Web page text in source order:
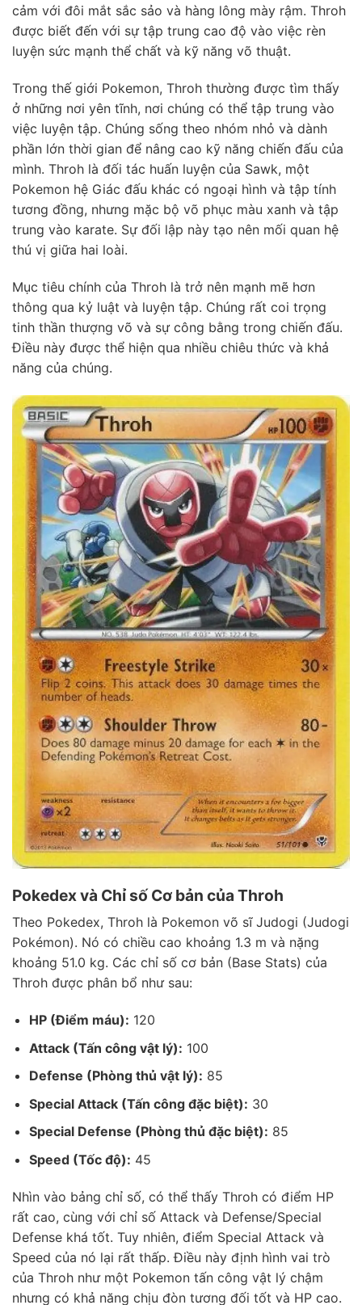
cảm với đôi mắt sắc sảo và hàng lông mày rậm. Throh
được biết đến với sự tập trung cao độ vào việc rèn
luyện sức mạnh thể chất và kỹ năng võ thuật.
Trong thế giới Pokemon, Throh thường được tìm thấy
ở những nơi yên tĩnh, nơi chúng có thể tập trung vào
việc luyện tập. Chúng sống theo nhóm nhỏ và dành
phần lớn thời gian để nâng cao kỹ năng chiến đấu của
mình. Throh là đối tác huấn luyện của Sawk, một
Pokemon hệ Giác đấu khác có ngoại hình và tập tính
tương đồng, nhưng mặc bộ võ phục màu xanh và tập
trung vào karate. Sự đối lập này tạo nên mối quan hệ
thú vị giữa hai loài.
Mục tiêu chính của Throh là trở nên mạnh mẽ hơn
thông qua kỷ luật và luyện tập. Chúng rất coi trọng
tinh thần thượng võ và sự công bằng trong chiến đấu.
Điều này được thể hiện qua nhiều chiêu thức và khả
năng của chúng.
Pokedex và Chỉ số Cơ bản của Throh
Theo Pokedex, Throh là Pokemon võ sĩ Judogi (Judogi
Pokémon). Nó có chiều cao khoảng 1.3 m và nặng
khoảng 51.0 kg. Các chỉ số cơ bản (Base Stats) của
Throh được phân bổ như sau:
HP (Điểm máu): 120
Attack (Tấn công vật lý): 100
Defense (Phòng thủ vật lý): 85
Special Attack (Tấn công đặc biệt): 30
Special Defense (Phòng thủ đặc biệt): 85
Speed (Tốc độ): 45
Nhìn vào bảng chỉ số, có thể thấy Throh có điểm HP
rất cao, cùng với chỉ số Attack và Defense/Special
Defense khá tốt. Tuy nhiên, điểm Special Attack và
Speed của nó lại rất thấp. Điều này định hình vai trò
của Throh như một Pokemon tấn công vật lý chậm
nhưng có khả năng chịu đòn tương đối tốt và HP cao.